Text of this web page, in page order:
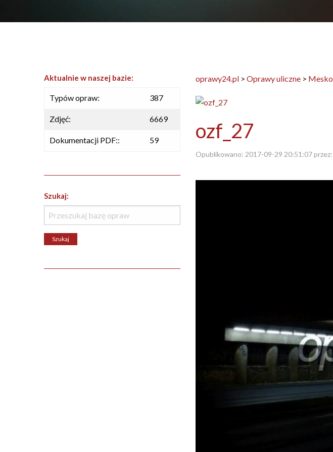
oprawy24.pl > Oprawy uliczne > Mesko
ozf_27
Opublikowano: 2017-09-29 20:51:07przez:
Aktualnie w naszej bazie:
Typów opraw: 387
Zdjęć: 6669
Dokumentacji PDF:: 59
Szukaj: